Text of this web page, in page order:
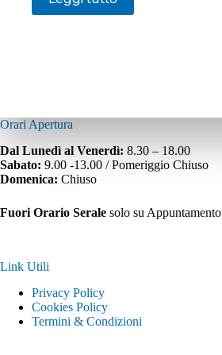
Orari Apertura
Dal Lunedì al Venerdì: 8.30 – 18.00
Sabato: 9.00 -13.00 / Pomeriggio Chiuso
Domenica: Chiuso
Fuori Orario Serale solo su Appuntamento
Link Utili
Privacy Policy
Cookies Policy
Termini & Condizioni